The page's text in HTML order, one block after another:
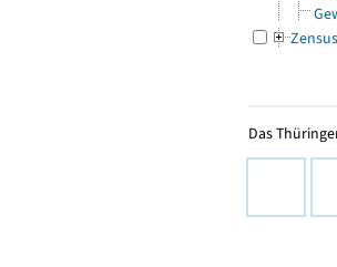
Zensus
Das